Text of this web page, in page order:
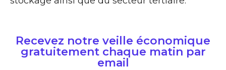
Recevez notre veille économique
gratuitement chaque matin par
email